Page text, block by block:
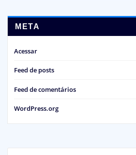
META
Acessar
Feed de posts
Feed de comentários
WordPress.org